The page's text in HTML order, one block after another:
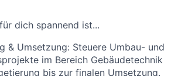
dich spannend ist...
& Umsetzung: Steuere Umbau- und
im Bereich Gebäudetechnik
bis zur finalen Umsetzung.